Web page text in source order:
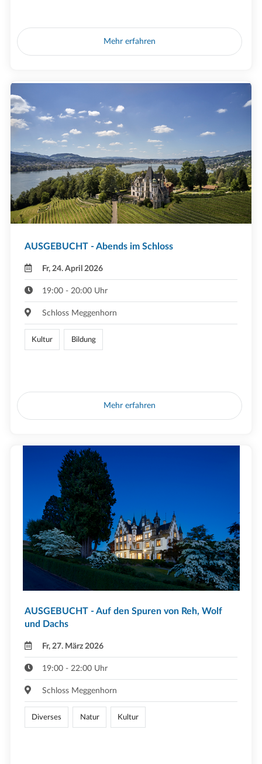
Mehr erfahren
AUSGEBUCHT - Abends im Schloss
Fr, 24. April 2026
19:00 - 20:00 Uhr
Schloss Meggenhorn
Kultur Bildung
Mehr erfahren
AUSGEBUCHT - Auf den Spuren von Reh, Wolf
und Dachs
Fr, 27. März 2026
19:00 - 22:00 Uhr
Schloss Meggenhorn
Diverses Natur Kultur